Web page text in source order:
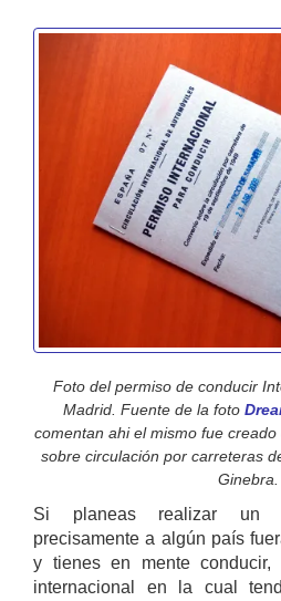
Foto del permiso de conducir
Madrid. Fuente de la foto
comentan ahi el mismo fue
sobre circulación por carreteras
Ginebra.
Si planeas realizar un
precisamente a algún país
y tienes en mente conducir,
internacional en la cual